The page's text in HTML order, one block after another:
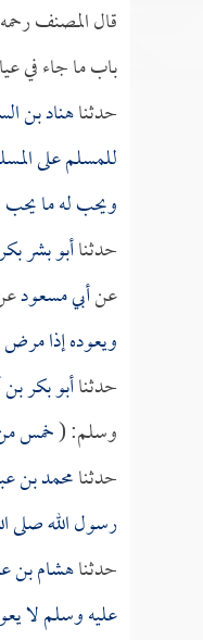
قال المصنف
باب ما جاء في
حدثناهناد بن
للمسلم على
ويحب له ما
حدثناأبو بشر
عنأبي مسعود
ويعوده إذا مرض
حدثناأبو بكر
وسلم: (خمس من
حدثنامحمد بن
رسول الله صلى
حدثناهشام بن
عليه وسلم لا